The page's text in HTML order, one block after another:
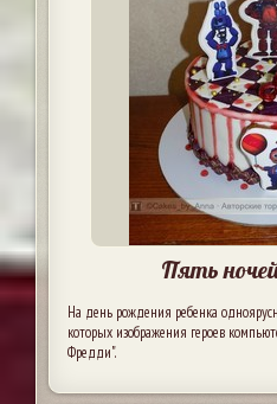
Пять
На день рождения ребенка
которых изображения героев
Фредди".